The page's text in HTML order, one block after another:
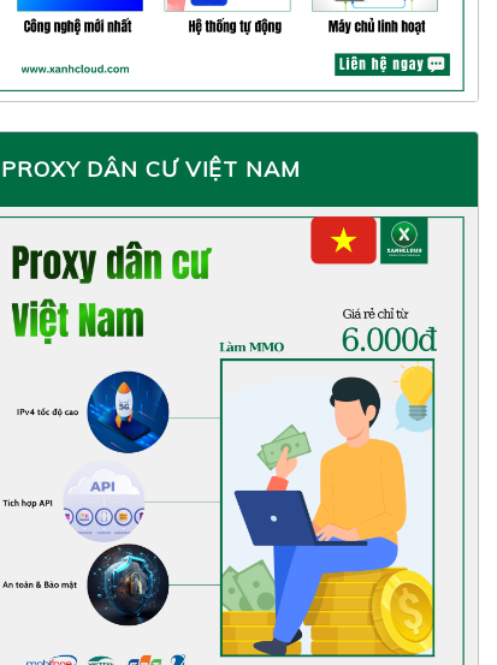
PROXY DÂN CƯ VIỆT NAM